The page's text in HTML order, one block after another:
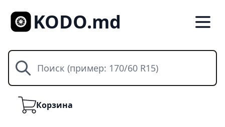
KODO.md
Поиск
КорзинаКорзина